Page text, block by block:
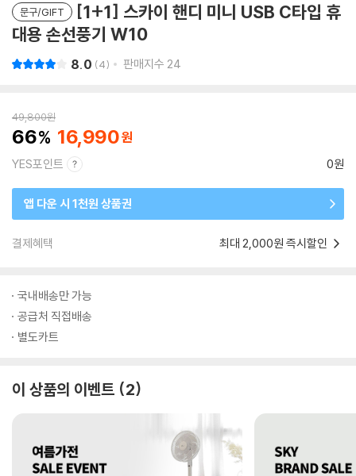
문구/GIFT
[1+1] 스카이 핸디 미니 USB C타입 휴
대용 손선풍기 W10
8.0 4 판매지수 24
49,800원
66 16,990
YES포인트 0원
앱 다운 시 1천원 상품권
결제혜택 최대 2,000원 즉시할인
국내배송만 가능
공급처 직접배송
별도카트
이 상품의 이벤트 2